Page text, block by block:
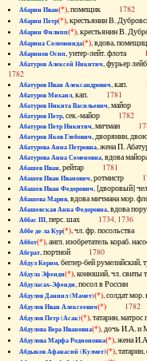
Абарин Иван(*), помещик 1782
Абарин Петр(*), крестьянин В.
Абарин Филипп(*), крестьянин В.
Абарина Соломонида(*), вдова,
Абаринов Осип, унтер-лейт. флота
Абатуров Алексей Никитич, фурьер
1782
Абатуров Иван Александрович, кап.
Абатуров Михаил, кап. 1781
Абатуров Никита Васильевич, майор
Абатуров Петр, сек.-майор 1782
Абатуров Петр Никитич, мичман
Абатуров Яков Глебович, дворянин,
Абатурова Анна Петровна, жена П.
Абатурова Анна Семеновна, вдова
Абашев Иван, рейтар 1781
Абашев Иван Иванович, ротмистр
Абашев Иван Федорович, [дворовый]
Абашева Мария, вдова мичмана мор.
Абашевская Анна Федоровна, вдова
Аббас III, перс. шах 1734, 1736
Аббе де ла Кур(*), чл. фр. посольства
Аббот(*), англ. изобретатель кораб.
Абграт, портной 1780
Абдул Керим, беглер-бей
Абдула Эфенди(*), конюший, чл.
Абдуласах-Эфенди, посол в России
Абдулов Даниил (Мамет)(*), солдат
Абдулов Иван Алексеевич(*) 1782
Абдулов Петр (Асак)(*), татарин,
Абдулова Вера Ивановна(*), дочь И.А.
Абдулова Марфа Родионовна(*), жена
Абдыков Афанасий (Кулмет)(*),